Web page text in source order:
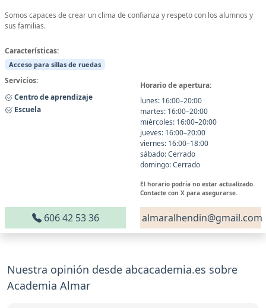
Somos capaces de crear un clima de confianza y respeto con los alumnos y
sus familias.
Características:
Acceso para sillas de ruedas
Servicios:
Centro de aprendizaje
Escuela
Horario de apertura:
lunes: 16:00–20:00
martes: 16:00–20:00
miércoles: 16:00–20:00
jueves: 16:00–20:00
viernes: 16:00–18:00
sábado: Cerrado
domingo: Cerrado
El horario podría no estar actualizado.
Contacte con X para asegurarse.
606 42 53 36 almaralhendin@gmail.com
Nuestra opinión desde abcacademia.es sobre
Academia Almar